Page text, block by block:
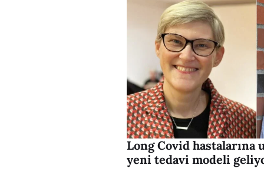
Long Covid hastalarına
yeni tedavi modeli